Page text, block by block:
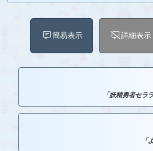
簡易表示 詳細表示
「妖精勇者セラ
「